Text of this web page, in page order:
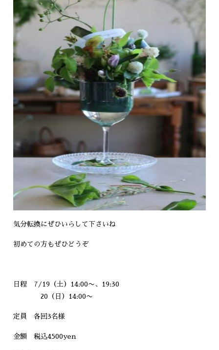
気分転換にぜひいらして下さいね
初めての方もぜひどうぞ
日程 7/19（土）14:00〜、19:30
20（日）14:00〜
定員 各回3名様
金額 税込4500yen